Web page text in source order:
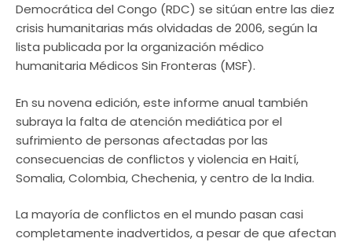
Democrática del Congo (RDC) se sitúan entre las diez
crisis humanitarias más olvidadas de 2006, según la
lista publicada por la organización médico
humanitaria Médicos Sin Fronteras (MSF).
En su novena edición, este informe anual también
subraya la falta de atención mediática por el
sufrimiento de personas afectadas por las
consecuencias de conflictos y violencia en Haití,
Somalia, Colombia, Chechenia, y centro de la India.
La mayoría de conflictos en el mundo pasan casi
completamente inadvertidos, a pesar de que afectan